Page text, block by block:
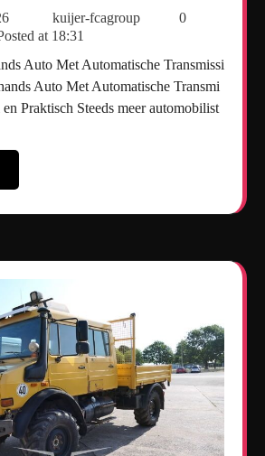
kuijer-fcagroup
0
at 18:31
Auto Met Automatische Transmi
Praktisch Steeds meer automobilist